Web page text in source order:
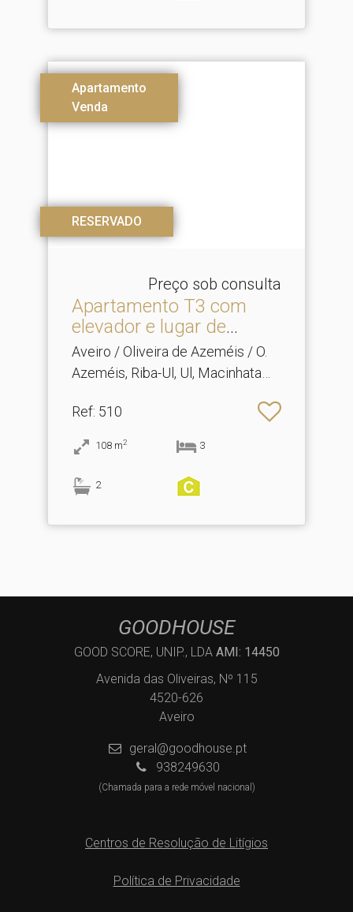
Apartamento
Venda
RESERVADO
Preço sob consulta
Apartamento T3 com
elevador e lugar de
garage.​..
Aveiro / Oliveira de Azeméis / O.
Azeméis, Riba-Ul, Ul, Macinhata
Ref: 510
108 m2 3
2
GOODHOUSE
GOOD SCORE, UNIP., LDA AMI: 14450
Avenida das Oliveiras, Nº 115
4520-626
Aveiro
geral@goodhouse.pt
938249630
(Chamada para a rede móvel nacional)
Centros de Resolução de Litígios
Política de Privacidade